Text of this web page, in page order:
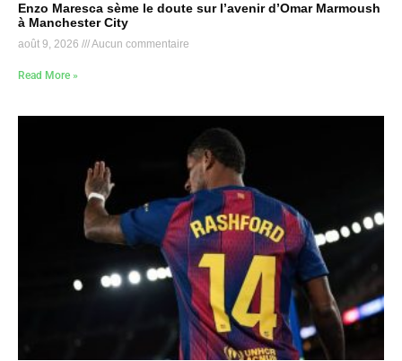
Enzo Maresca sème le doute sur l’avenir d’Omar Marmoush
à Manchester City
août 9, 2026 Aucun commentaire
Read More »